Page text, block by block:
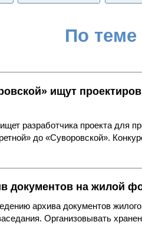
По теме
ищут
разработчика проекта для
до «Суворовской».
документов на жилой
архива документов
Организовывать